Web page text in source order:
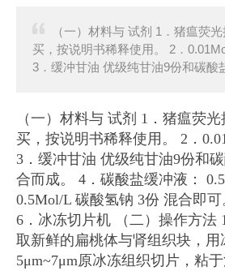
（一）材料与 试剂 1．猪瘟荧
买，按说明书稀释使用。 2．
3．缓冲甘油 优级纯甘油9份和碳酸
（一）材料与 试剂 1．猪瘟荧
买，按说明书稀释使用。 2．
3．缓冲甘油 优级纯甘油9份和
合而成。 4．碳酸盐缓冲液：
0.5Mol/L 碳酸氢钠 3份 混合即
6．冰冻切片机 （二）操作方法
取新鲜的扁桃体与肾组织块，
5μm~7μm原冰冻组织切片，粘